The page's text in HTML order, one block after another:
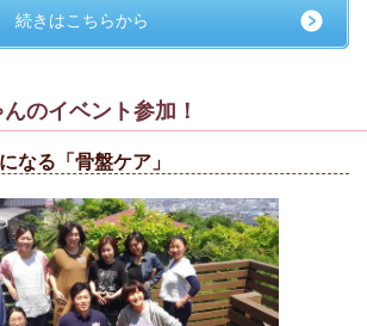
続きはこちらから
のイベント参加！
なる「骨盤ケア」